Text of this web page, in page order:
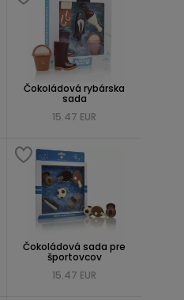
Čokoládová rybárska
sada
15.47 EUR
Čokoládová sada pre
športovcov
15.47 EUR